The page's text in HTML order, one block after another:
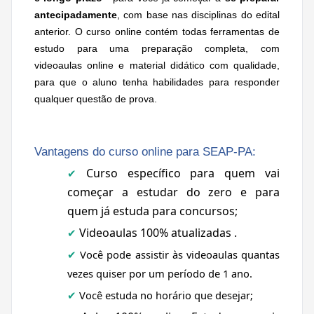
antecipadamente , com base nas disciplinas do edital
anterior. O curso online contém todas ferramentas de
estudo para uma preparação completa, com
videoaulas online e material didático com qualidade,
para que o aluno tenha habilidades para responder
qualquer questão de prova.
Vantagens do curso online para SEAP-PA:
✔
Curso específico para quem vai
começar a estudar do zero e para
quem já estuda para concursos;
✔ Videoaulas 100% atualizadas .
✔ Você pode assistir às videoaulas quantas
vezes quiser por um período de 1 ano.
✔ Você estuda no horário que desejar;